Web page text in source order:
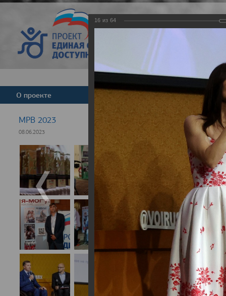
Версия для
О проекте Команда Новости
МРВ 2023
08.06.2023
16 из 64